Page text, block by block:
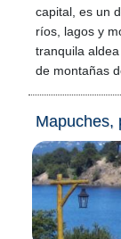
capital, es un
ríos, lagos y
tranquila
de montañas
Mapuches,